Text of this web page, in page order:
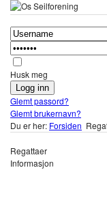
Husk meg
Glemt passord?
Glemt brukernavn?
Du er her: Forsiden
Regattaer
Informasjon